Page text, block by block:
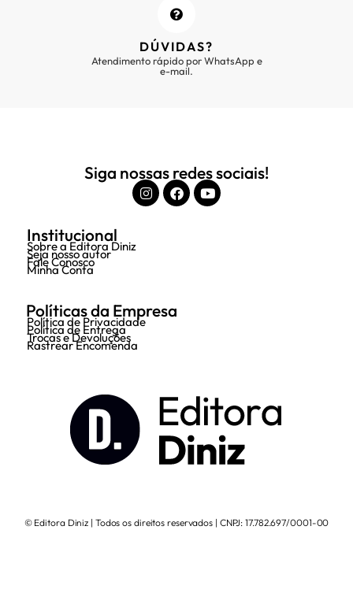
DÚVIDAS?
Atendimento rápido por WhatsApp e
e-mail.
Siga nossas redes sociais!
Institucional
Sobre a Editora Diniz
Seja nosso autor
Fale Conosco
Minha Conta
Políticas da Empresa
Política de Privacidade
Política de Entrega
Trocas e Devoluções
Rastrear Encomenda
© Editora Diniz | Todos os direitos reservados | CNPJ: 17.782.697/0001-00